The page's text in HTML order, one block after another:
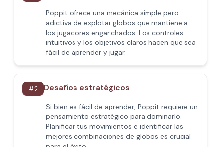
Poppit​ ofrece una mecánica simple pero
adictiva de explotar globos que mantiene a
los jugadores enganchados. Los controles
intuitivos y los objetivos claros hacen que sea
fácil de aprender y jugar.
#2 Desafíos estratégicos
Si bien es fácil de aprender, Poppit​ requiere un
pensamiento estratégico para dominarlo.
Planificar tus movimientos e identificar las
mejores combinaciones de globos es crucial